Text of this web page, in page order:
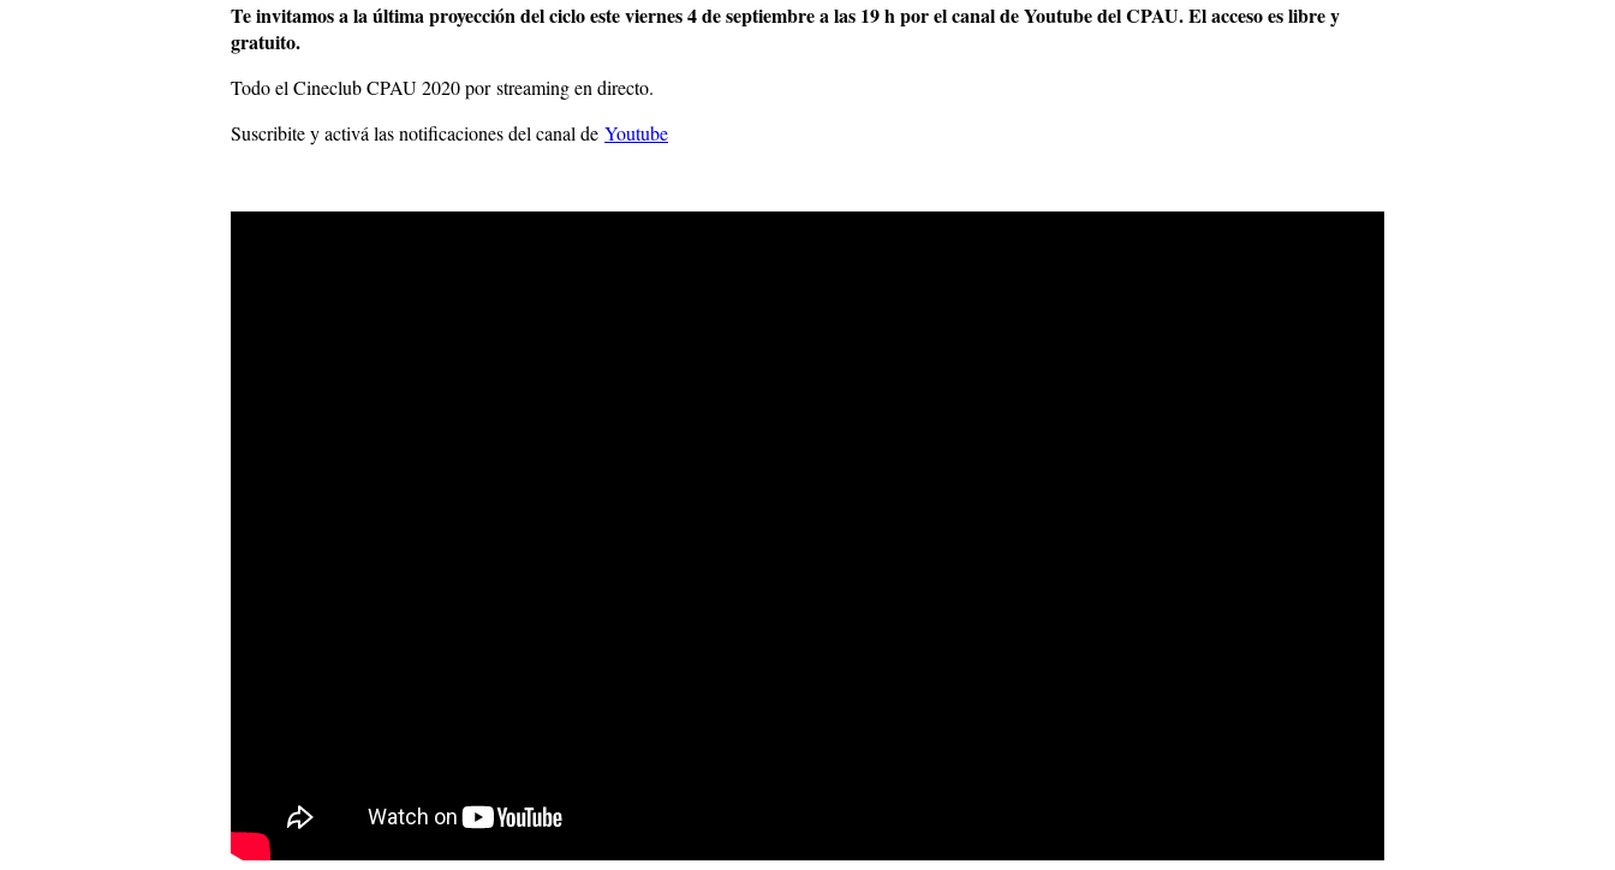
Te invitamos a la última proyección del ciclo este viernes 4 de septiembre a las 19 h por el canal de Youtube del CPAU. El acceso es libre y
gratuito.
Todo el Cineclub CPAU 2020 por streaming en directo.
Suscribite y activá las notificaciones del canal de Youtube